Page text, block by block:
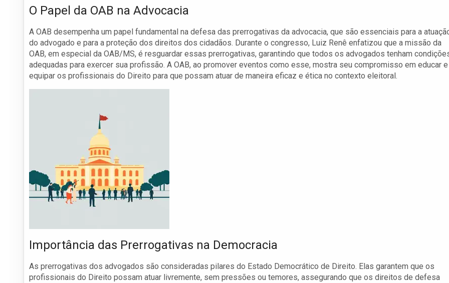
O Papel da OAB na Advocacia
A OAB desempenha um papel fundamental na defesa das prerrogativas da advocacia, que são essenciais para a
do advogado e para a proteção dos direitos dos cidadãos. Durante o congresso, Luiz Renê enfatizou que a missão da
OAB, em especial da OAB/MS, é resguardar essas prerrogativas, garantindo que todos os advogados tenham
adequadas para exercer sua profissão. A OAB, ao promover eventos como esse, mostra seu compromisso em educar e
equipar os profissionais do Direito para que possam atuar de maneira eficaz e ética no contexto eleitoral.
Importância das Prerrogativas na Democracia
As prerrogativas dos advogados são consideradas pilares do Estado Democrático de Direito. Elas garantem que os
profissionais do Direito possam atuar livremente, sem pressões ou temores, assegurando que os direitos de defesa